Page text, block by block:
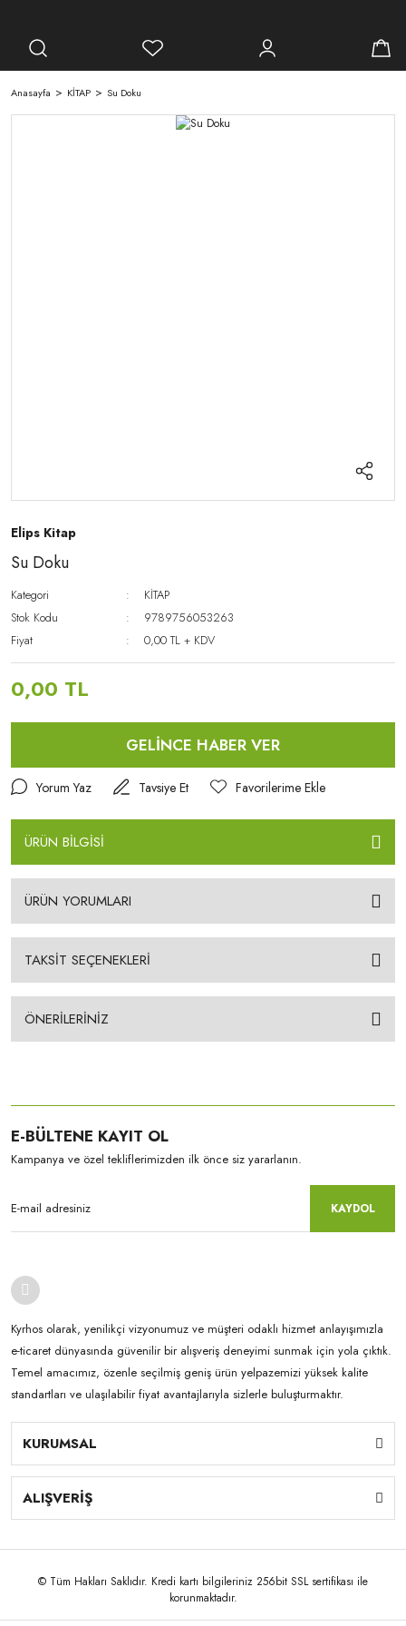
Anasayfa KİTAP Su Doku
Elips Kitap
Su Doku
Kategori
KİTAP
Stok Kodu
9789756053263
Fiyat
0,00 TL + KDV
0,00 TL
GELİNCE HABER VER
Yorum Yaz Tavsiye Et
ÜRÜN BİLGİSİ
ÜRÜN YORUMLARI
TAKSİT SEÇENEKLERİ
ÖNERİLERİNİZ
E-BÜLTENE KAYIT OL
Kampanya ve özel tekliflerimizden ilk önce siz yararlanın.
KAYDOL
Kyrhos olarak, yenilikçi vizyonumuz ve müşteri odaklı hizmet anlayışımızla
e-ticaret dünyasında güvenilir bir alışveriş deneyimi sunmak için yola çıktık.
Temel amacımız, özenle seçilmiş geniş ürün yelpazemizi yüksek kalite
standartları ve ulaşılabilir fiyat avantajlarıyla sizlerle buluşturmaktır.
KURUMSAL
ALIŞVERİŞ
© Tüm Hakları Saklıdır. Kredi kartı bilgileriniz 256bit SSL sertifikası ile
korunmaktadır.